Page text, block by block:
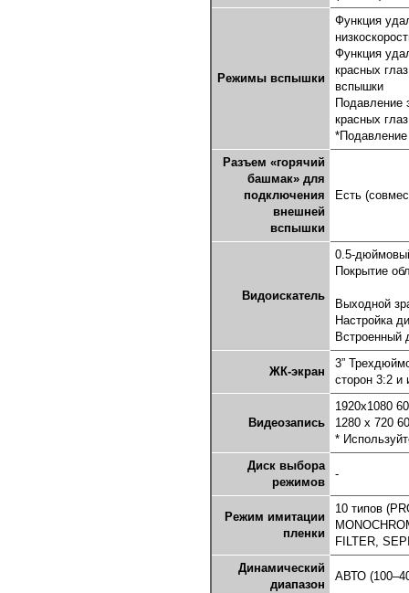
Режимы вспышки
Функция
Функция
красных
вспышки
Подавление
красных
Разъем «горячий
башмак» для
подключения
внешней
вспышки
Есть
Видоискатель
0.5-
Покрытие
Выходной
Настройка
Встроенный
ЖК-экран
3”
сторон 3:2 и
Видеозапись
1920x1080
1280 x 720
*
Диск выбора
режимов
-
Режим имитации
пленки
10 типов
FILTER,
Динамический
диапазон
АВТО